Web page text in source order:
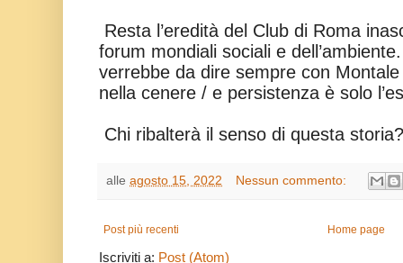
Resta l’eredità del Club di Roma
forum mondiali sociali e
verrebbe da dire sempre con
nella cenere / e persistenza è solo
Chi ribalterà il senso di questa storia?
alle agosto 15, 2022 Nessun commento:
Post più recenti Home page
Iscriviti a: Post (Atom)